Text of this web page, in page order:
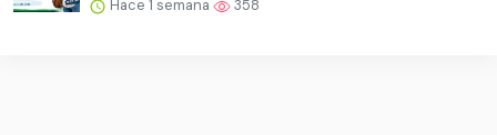
Hace 1 semana 358